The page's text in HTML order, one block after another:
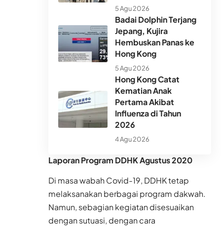
5 Agu 2026
Badai Dolphin Terjang
Jepang, Kujira
Hembuskan Panas ke
Hong Kong
5 Agu 2026
Hong Kong Catat
Kematian Anak
Pertama Akibat
Influenza di Tahun
2026
4 Agu 2026
Laporan Program DDHKAgustus 2020
Di masa wabah Covid-19, DDHK tetap
melaksanakan berbagai program dakwah.
Namun, sebagian kegiatan disesuaikan
dengan sutuasi, dengan cara